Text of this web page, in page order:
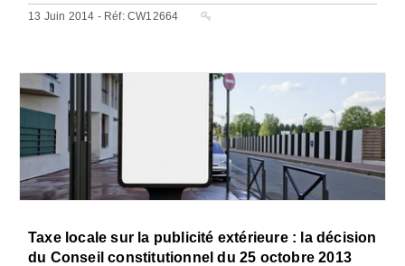
13 Juin 2014 - Réf: CW12664
Taxe locale sur la publicité extérieure : la décision
du Conseil constitutionnel du 25 octobre 2013